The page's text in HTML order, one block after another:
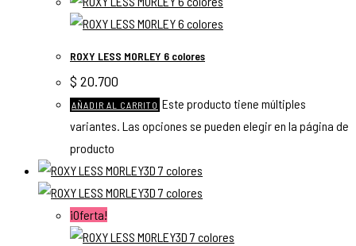
ROXY LESS MORLEY 6 colores
$ 20.700
AÑADIR AL CARRITO Este producto tiene múltiples
variantes. Las opciones se pueden elegir en la página de
producto
¡Oferta!